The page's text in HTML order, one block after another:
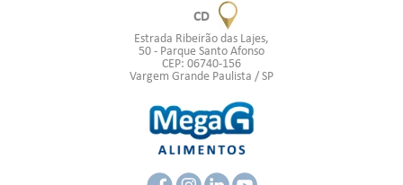
CD
Estrada Ribeirão das Lajes,
50 - Parque Santo Afonso
CEP: 06740-156
Vargem Grande Paulista / SP